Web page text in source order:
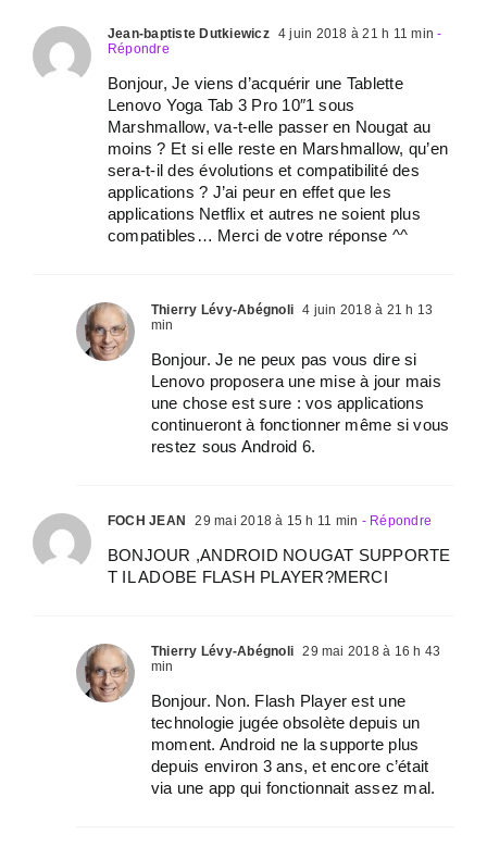
Jean-baptiste Dutkiewicz 4 juin 2018 à 21 h 11 min -
Répondre
Bonjour, Je viens d’acquérir une Tablette
Lenovo Yoga Tab 3 Pro 10″1 sous
Marshmallow, va-t-elle passer en Nougat au
moins ? Et si elle reste en Marshmallow, qu’en
sera-t-il des évolutions et compatibilité des
applications ? J’ai peur en effet que les
applications Netflix et autres ne soient plus
compatibles… Merci de votre réponse ^^
Thierry Lévy-Abégnoli 4 juin 2018 à 21 h 13
min
Bonjour. Je ne peux pas vous dire si
Lenovo proposera une mise à jour mais
une chose est sure : vos applications
continueront à fonctionner même si vous
restez sous Android 6.
FOCH JEAN 29 mai 2018 à 15 h 11 min - Répondre
BONJOUR ,ANDROID NOUGAT SUPPORTE
T IL ADOBE FLASH PLAYER?MERCI
Thierry Lévy-Abégnoli 29 mai 2018 à 16 h 43
min
Bonjour. Non. Flash Player est une
technologie jugée obsolète depuis un
moment. Android ne la supporte plus
depuis environ 3 ans, et encore c’était
via une app qui fonctionnait assez mal.